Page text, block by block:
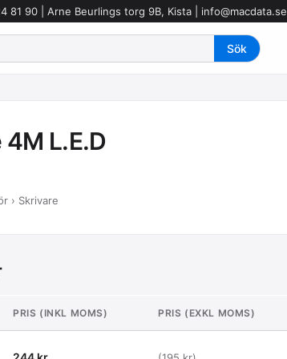
81 90 | Arne Beurlings torg 9B, Kista | info@macdata.se
4M L.E.D
› Skrivare
PRIS (INKL MOMS) PRIS (EXKL MOMS)